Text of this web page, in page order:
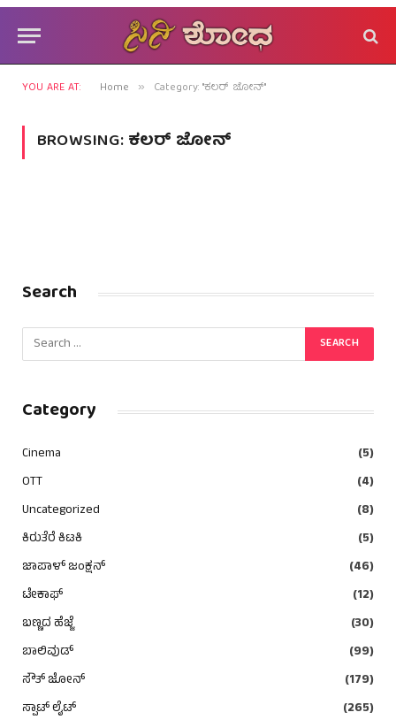
YOU ARE AT: Home » Category: "ಕಲರ್ ಜೋನ್"
BROWSING:ಕಲರ್ ಜೋನ್
Search
Category
Cinema
(5)
OTT
(4)
Uncategorized
(8)
ಕಿರುತೆರೆ ಕಿಟಕಿ
(5)
ಜಾಪಾಳ್ ಜಂಕ್ಷನ್
(46)
ಟೇಕಾಫ್
(12)
ಬಣ್ಣದ ಹೆಜ್ಜೆ
(30)
ಬಾಲಿವುಡ್
(99)
ಸೌತ್ ಜೋನ್
(179)
ಸ್ಪಾಟ್ ಲೈಟ್
(265)